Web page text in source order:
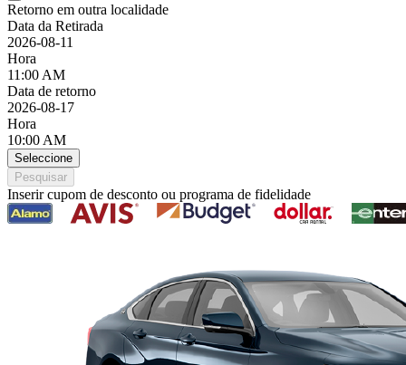
Retorno em outra localidade
Data da Retirada
2026-08-11
Hora
11:00 AM
Data de retorno
2026-08-17
Hora
10:00 AM
Seleccione
Pesquisar
Inserir cupom de desconto ou programa de fidelidade